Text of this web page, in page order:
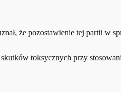
że pozostawienie tej partii w
toksycznych przy